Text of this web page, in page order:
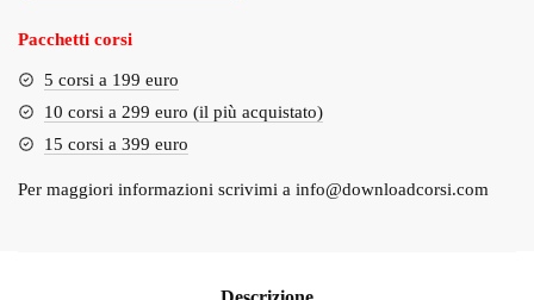
Pacchetti corsi
5 corsi a 199 euro
10 corsi a 299 euro (il più acquistato)
15 corsi a 399 euro
Per maggiori informazioni scrivimi a info@downloadcorsi.com